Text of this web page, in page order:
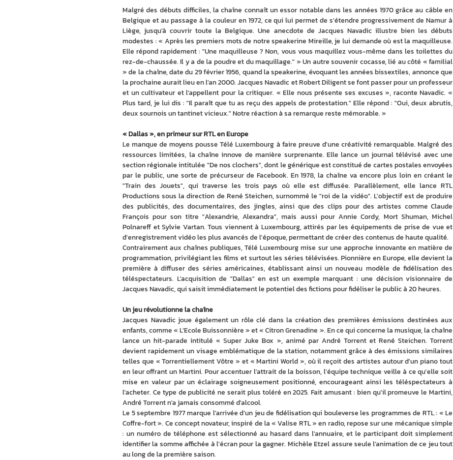
Malgré des débuts difficiles, la chaîne connaît un essor notable dans les années 1970 grâce au câble en
Belgique et au passage à la couleur en 1972, ce qui lui permet de s'étendre progressivement de Namur à
Liège, jusqu'à couvrir toute la Belgique. Une anecdote de Jacques Navadic illustre bien les débuts
modestes : « Après les premiers mots de notre speakerine Mireille, je lui demande où est la maquilleuse.
Elle répond rapidement : "Une maquilleuse ? Non, vous vous maquillez vous-même dans les toilettes du
rez-de-chaussée. Il y a de la poudre et du maquillage." » Un autre souvenir cocasse, lié au côté « familial
» de la chaîne, date du 29 février 1956, quand la speakerine, évoquant les années bissextiles, annonce que
la prochaine aurait lieu en l'an 2000. Jacques Navadic et Robert Diligent se font passer pour un professeur
et un cultivateur et l'appellent pour la critiquer. « Elle nous présente ses excuses », raconte Navadic. «
Plus tard, je lui dis : "Il paraît que tu as reçu des appels de protestation." Elle répond : "Oui, deux abrutis,
deux sournois un tantinet vicieux." Notre réaction à sa remarque reste mémorable. »
« Dallas », en primeur sur RTL en Europe
Le manque de moyens pousse Télé Luxembourg à faire preuve d'une créativité remarquable. Malgré des
ressources limitées, la chaîne innove de manière surprenante. Elle lance un journal télévisé avec une
section régionale intitulée "De nos clochers", dont le générique est constitué de cartes postales envoyées
par le public, une sorte de précurseur de Facebook. En 1978, la chaîne va encore plus loin en créant le
"Train des Jouets", qui traverse les trois pays où elle est diffusée. Parallèlement, elle lance RTL
Productions sous la direction de René Steichen, surnommé le "roi de la vidéo". L'objectif est de produire
des publicités, des documentaires, des jingles, ainsi que des clips pour des artistes comme Claude
François pour son titre "Alexandrie, Alexandra", mais aussi pour Annie Cordy, Mort Shuman, Michel
Polnareff et Sylvie Vartan. Tous viennent à Luxembourg, attirés par les équipements de prise de vue et
d'enregistrement vidéo les plus avancés de l'époque, permettant de créer des contenus de haute qualité.
Contrairement aux chaînes publiques, Télé Luxembourg mise sur une approche innovante en matière de
programmation, privilégiant les films et surtout les séries télévisées. Pionnière en Europe, elle devient la
première à diffuser des séries américaines, établissant ainsi un nouveau modèle de fidélisation des
téléspectateurs. L'acquisition de "Dallas" en est un exemple marquant : une décision visionnaire de
Jacques Navadic, qui saisit immédiatement le potentiel des fictions pour fidéliser le public à 20 heures.
Un jeu révolutionne la chaîne
Jacques Navadic joue également un rôle clé dans la création des premières émissions destinées aux
enfants, comme « L’Ecole Buissonnière » et « Citron Grenadine ». En ce qui concerne la musique, la chaîne
lance un hit-parade intitulé « Super Juke Box », animé par André Torrent et René Steichen. Torrent
devient rapidement un visage emblématique de la station, notamment grâce à des émissions similaires
telles que « Torrentiellement Vôtre » et « Martini World », où il reçoit des artistes autour d'un piano tout
en leur offrant un Martini. Pour accentuer l'attrait de la boisson, l'équipe technique veille à ce qu'elle soit
mise en valeur par un éclairage soigneusement positionné, encourageant ainsi les téléspectateurs à
l'acheter. Ce type de publicité ne serait plus toléré en 2025. Fait amusant : bien qu'il promeuve le Martini,
André Torrent n'a jamais consommé d'alcool.
Le 5 septembre 1977 marque l'arrivée d’un jeu de fidélisation qui bouleverse les programmes de RTL : « Le
Coffre-fort ». Ce concept novateur, inspiré de la « Valise RTL » en radio, repose sur une mécanique simple
: un numéro de téléphone est sélectionné au hasard dans l'annuaire, et le participant doit simplement
identifier la somme affichée à l'écran pour la gagner. Michèle Etzel assure seule l'animation de ce jeu tout
au long de la première saison.